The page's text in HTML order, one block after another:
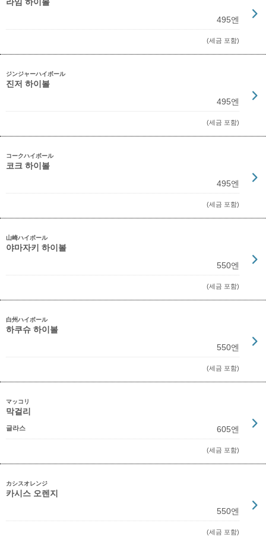
495엔
(세금 포함)
ジンジャーハイボール
진저 하이볼
495엔
(세금 포함)
コークハイボール
코크 하이볼
495엔
(세금 포함)
山崎ハイボール
야마자키 하이볼
550엔
(세금 포함)
白州ハイボール
하쿠슈 하이볼
550엔
(세금 포함)
マッコリ
막걸리
글라스 605엔
(세금 포함)
カシスオレンジ
카시스 오렌지
550엔
(세금 포함)